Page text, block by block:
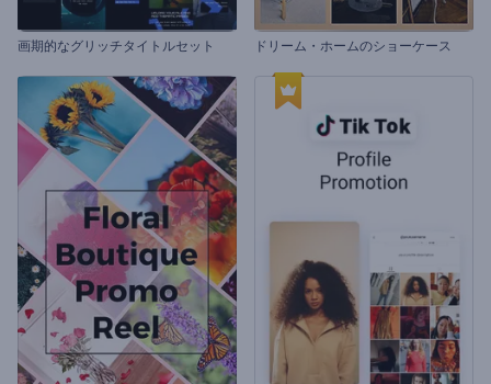
画期的なグリッチタイトルセット ドリーム・ホームのショーケース